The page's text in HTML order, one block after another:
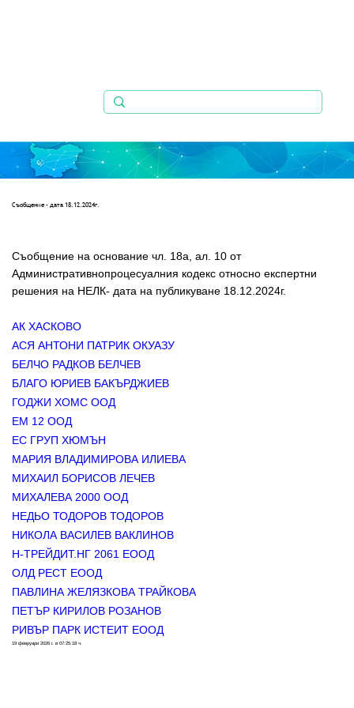
Съобщениe - дата 18.12.2024г.
Съобщение на основание чл. 18а, ал. 10 от
Административнопроцесуалния кодекс относно експертни
решения на НЕЛК- дата на публикуване 18.12.2024г.
АК ХАСКОВО
АСЯ АНТОНИ ПАТРИК ОКУАЗУ
БЕЛЧО РАДКОВ БЕЛЧЕВ
БЛАГО ЮРИЕВ БАКЪРДЖИЕВ
ГОДЖИ ХОМС ООД
ЕМ 12 ООД
ЕС ГРУП ХЮМЪН
МАРИЯ ВЛАДИМИРОВА ИЛИЕВА
МИХАИЛ БОРИСОВ ЛЕЧЕВ
МИХАЛЕВА 2000 ООД
НЕДЬО ТОДОРОВ ТОДОРОВ
НИКОЛА ВАСИЛЕВ ВАКЛИНОВ
Н-ТРЕЙДИТ.НГ 2061 ЕООД
ОЛД РЕСТ ЕООД
ПАВЛИНА ЖЕЛЯЗКОВА ТРАЙКОВА
ПЕТЪР КИРИЛОВ РОЗАНОВ
РИВЪР ПАРК ИСТЕИТ ЕООД
19 февруари 2026 г. в 07:25:18 ч.